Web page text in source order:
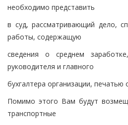
необходимо представить
в суд, рассматривающий дело,
работы, содержащую
сведения о среднем
руководителя и главного
бухгалтера организации, печатью
Помимо этого Вам будут
транспортные